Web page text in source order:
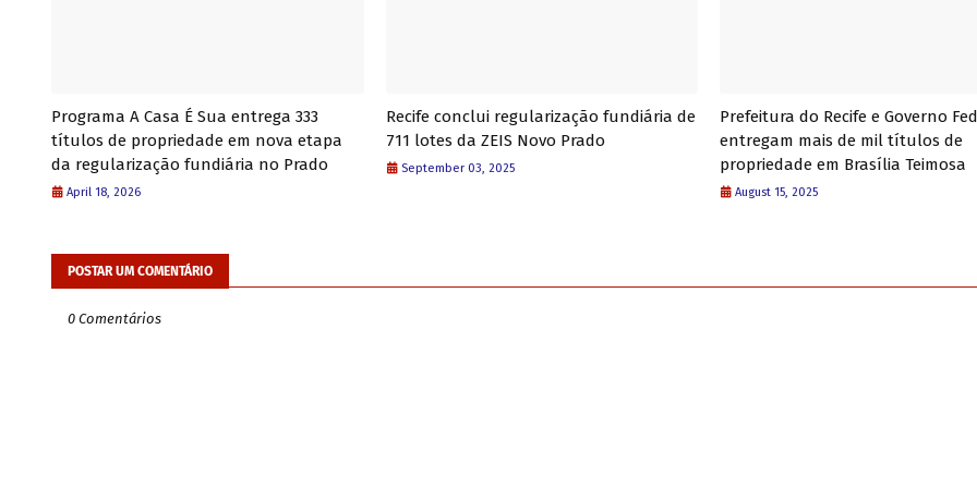
Programa A Casa É Sua entrega 333
títulos de propriedade em nova etapa
da regularização fundiária no Prado
April 18, 2026
Recife conclui regularização fundiária de
711 lotes da ZEIS Novo Prado
September 03, 2025
Prefeitura do Recife e Governo
entregam mais de mil títulos de
propriedade em Brasília Teimosa
August 15, 2025
POSTAR UM COMENTÁRIO
0 Comentários